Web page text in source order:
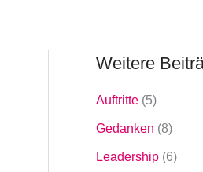
Weitere
Auftritte (5)
Gedanken (8)
Leadership (6)